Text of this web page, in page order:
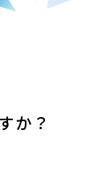
か？